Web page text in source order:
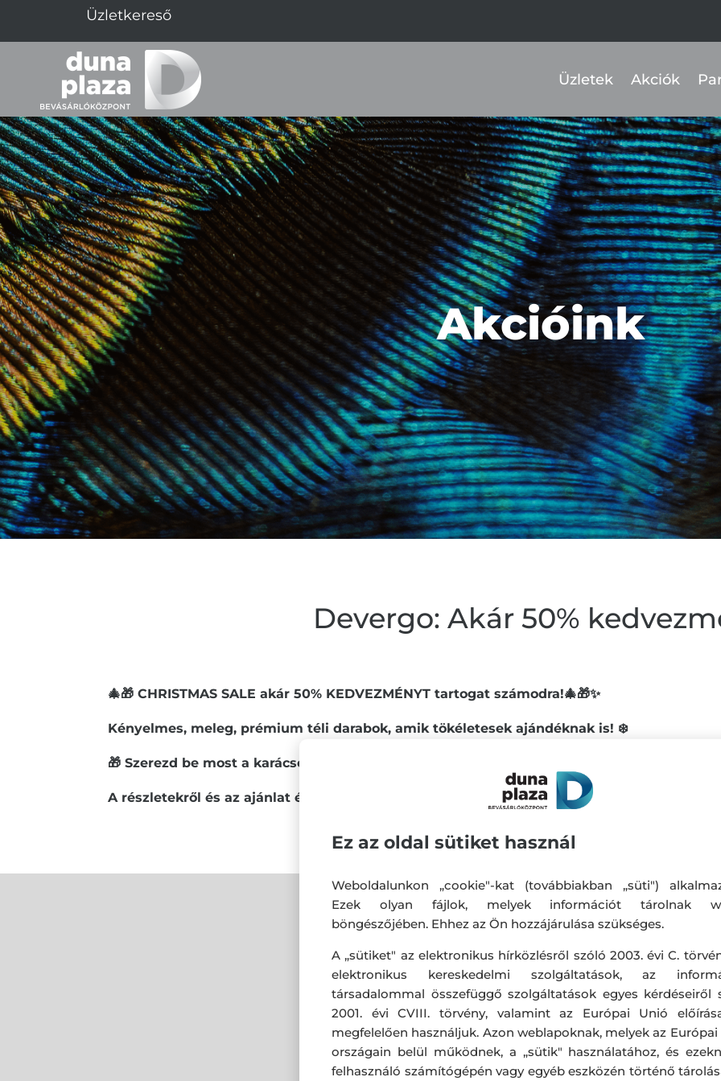
Üzletek Akciók
Akcióink
Devergo: Akár 50%
🎄🎁 CHRISTMAS SALE akár 50% KEDVEZMÉNYT tartogat számodra!🎄🎁✨️
Kényelmes, meleg, prémium téli darabok, amik tökéletesek ajándéknak is! ❄️
🎁 Szerezd be most a karácsonyi ajándékokat kedvezményesen, és tedd meghitté,
A részletekről és az ajánlat érvényességének időtartamáról érdeklődj az üzletben.
Ez az oldal sütiket használ
Weboldalunkon „cookie"-kat (továbbiakban „süti")
Ezek olyan fájlok, melyek információt tárolnak
böngészőjében. Ehhez az Ön hozzájárulása szükséges.
A „sütiket" az elektronikus hírközlésről szóló 2003. évi C.
elektronikus kereskedelmi szolgáltatások, az
társadalommal összefüggő szolgáltatások egyes kérdéseiről
2001. évi CVIII. törvény, valamint az Európai Unió
megfelelően használjuk. Azon weblapoknak, melyek az
országain belül működnek, a „sütik" használatához, és
felhasználó számítógépén vagy egyéb eszközén történő